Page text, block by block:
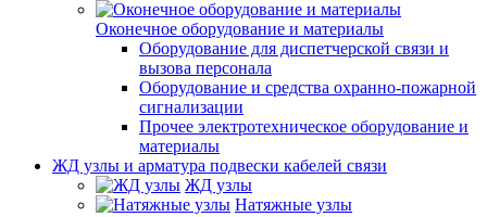
Оконечное оборудование и материалы
Оборудование для диспетчерской связи и
вызова персонала
Оборудование и средства охранно-пожарной
сигнализации
Прочее электротехническое оборудование и
материалы
ЖД узлы и арматура подвески кабелей связи
ЖД узлы
Натяжные узлы